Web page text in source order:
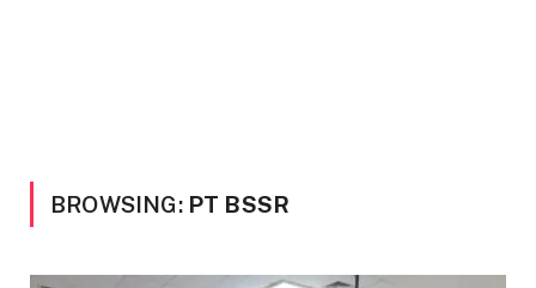
BROWSING: PT BSSR